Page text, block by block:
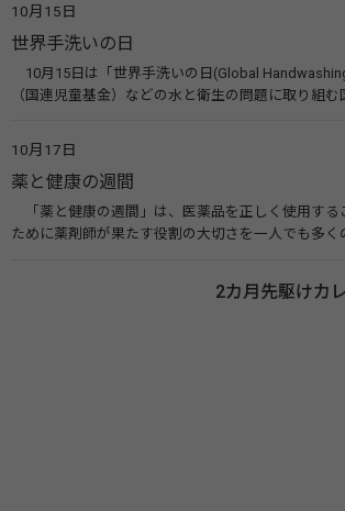
す。 関連リンク 世界メンタルヘルスデー（厚生労働省） 働く人のメンタ
ルヘルス・ポータルサイト「こころの耳」（厚生労
10月15日
世界手洗いの日
10月15日は「世界手洗いの日(Global
（国連児童基金）などの水と衛生の問題に取り組
10月17日
薬と健康の週間
「薬と健康の週間」は、医薬品を正しく使用する
ために薬剤師が果たす役割の大切さを一人でも多く
伝えたい！薬との付き合い方」（保健指導リソース
2カ月先駆けカ